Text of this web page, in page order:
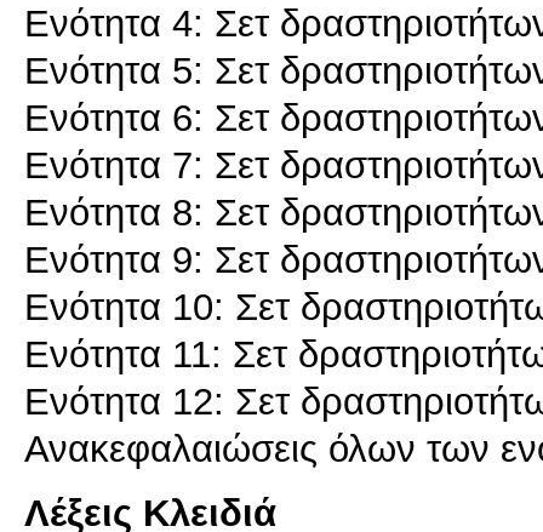
Ενότητα 4: Σετ
Ενότητα 5: Σετ
Ενότητα 6: Σετ
Ενότητα 7: Σετ
Ενότητα 8: Σετ
Ενότητα 9: Σετ
Ενότητα 10: Σετ
Ενότητα 11: Σετ
Ενότητα 12: Σετ
Ανακεφαλαιώσεις όλων των
Λέξεις Κλειδιά